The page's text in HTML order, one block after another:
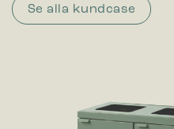
Se alla kundcase